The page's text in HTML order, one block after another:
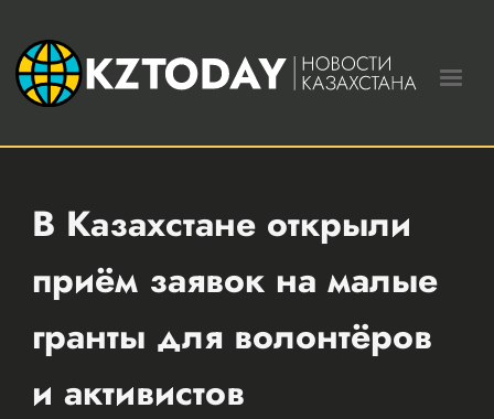
В Казахстане открыли
приём заявок на малые
гранты для волонтёров
и активистов